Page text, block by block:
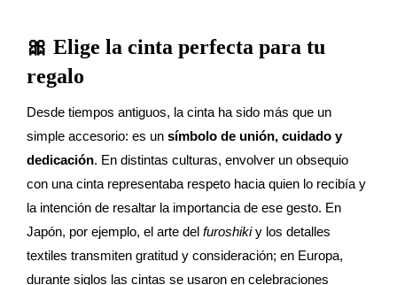
🎀 Elige la cinta perfecta para tu
regalo
Desde tiempos antiguos, la cinta ha sido más que un
simple accesorio: es un símbolo de unión, cuidado y
dedicación. En distintas culturas, envolver un obsequio
con una cinta representaba respeto hacia quien lo recibía y
la intención de resaltar la importancia de ese gesto. En
Japón, por ejemplo, el arte del furoshikiy los detalles
textiles transmiten gratitud y consideración; en Europa,
durante siglos las cintas se usaron en celebraciones